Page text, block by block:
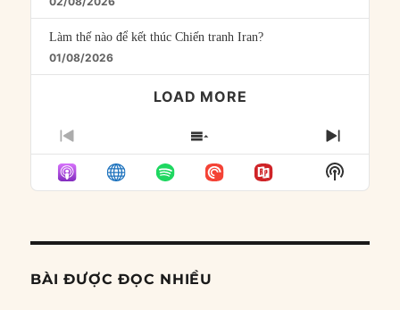
Làm thế nào để kết thúc Chiến tranh Iran?
01/08/2026
LOAD MORE
PREVIOUS
EPISODE
SHOW
EPISODES
LIST
NEXT
Show
Podcast
BÀI ĐƯỢC ĐỌC NHIỀU